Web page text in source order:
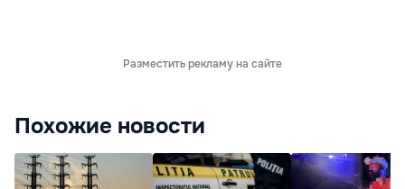
Разместить рекламу на сайте
Похожие новости